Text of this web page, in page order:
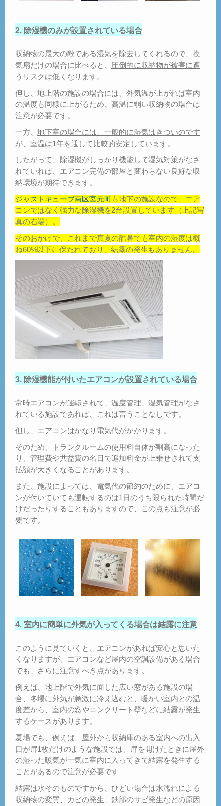
2. 除湿機のみが設置されている場合
収納物の最大の敵である湿気を除去してくれるので、換
気扇だけの場合に比べると、 圧倒的に収納物が被害に遭
うリスクは低くなります。
但し、地上階の施設の場合には、外気温が上がれば室内
の温度も同様に上がるため、高温に弱い収納物の場合は
注意が必要です。
一方、 地下室の場合には、一般的に湿気はきついのです
が、室温は1年を通して比較的安定 しています。
したがって、除湿機がしっかり機能して湿気対策がなさ
れていれば、エアコン完備の部屋と変わらない良好な収
納環境が期待できます。
ジャストキューブ南区宮元町も地下の施設なので、エア
コンではなく強力な除湿機を2台設置しています（上記写
真の右端）。
そのおかげで、これまで真夏の酷暑でも室内の湿度は概
ね60%以下に保たれており、結露の発生もありません。
3. 除湿機能が付いたエアコンが設置されている場合
常時エアコンが運転されて、温度管理、湿気管理がなさ
れている施設であれば、これは言うことなしです。
但し、エアコンはかなり電気代がかかります。
そのため、トランクルームの使用料自体が割高になった
り、管理費や共益費の名目で追加料金が上乗せされて支
払額が大きくなることがあります。
また、施設によっては、電気代の節約のために、エアコ
ンが付いていても運転するのは1日のうち限られた時間だ
けだったりすることもありますので、この点も注意が必
要です。
4. 室内に簡単に外気が入ってくる場合は結露に注意
このように見ていくと、エアコンがあれば安心と思いた
くなりますが、エアコンなど屋内の空調設備がある場合
でも、さらに注意すべき点があります。
例えば、地上階で外気に面した広い窓がある施設の場
合、冬場に外気が急激に冷え込むと、暖かい室内との温
度差から、室内の窓やコンクリート壁などに結露が発生
するケースがあります。
夏場でも、例えば、屋外から収納庫のある室内への出入
口が扉1枚だけのような施設では、扉を開けたときに屋外
の湿った暖気が一気に室内に入ってきて結露を発生する
ことがあるので注意が必要です
結露は水そのものですから、ひどい場合は水濡れによる
収納物の変質、カビの発生、鉄部のサビ発生などの原因